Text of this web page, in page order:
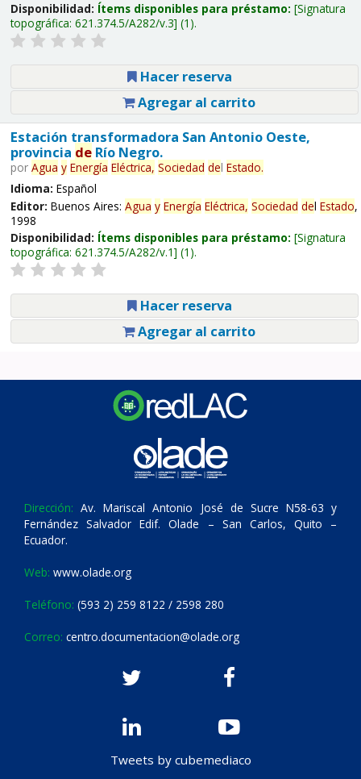
Disponibilidad: Ítems disponibles para préstamo: Signatura
topográfica: 621.374.5/A282/v.3 (1).
Hacer reserva
Agregar al carrito
Estación transformadora San Antonio Oeste,
provincia deRío Negro.
por Agua y Energía Eléctrica, Sociedad del Estado.
Idioma: Español
Editor: Buenos Aires: Agua y Energía Eléctrica, Sociedad del Estado,
1998
Disponibilidad: Ítems disponibles para préstamo: Signatura
topográfica: 621.374.5/A282/v.1 (1).
Hacer reserva
Agregar al carrito
Dirección: Av. Mariscal Antonio José de Sucre N58-63 y
Fernández Salvador Edif. Olade – San Carlos, Quito –
Ecuador.
Web: www.olade.org
Teléfono: (593 2) 259 8122 / 2598 280
Correo: centro.documentacion@olade.org
Tweets by cubemediaco